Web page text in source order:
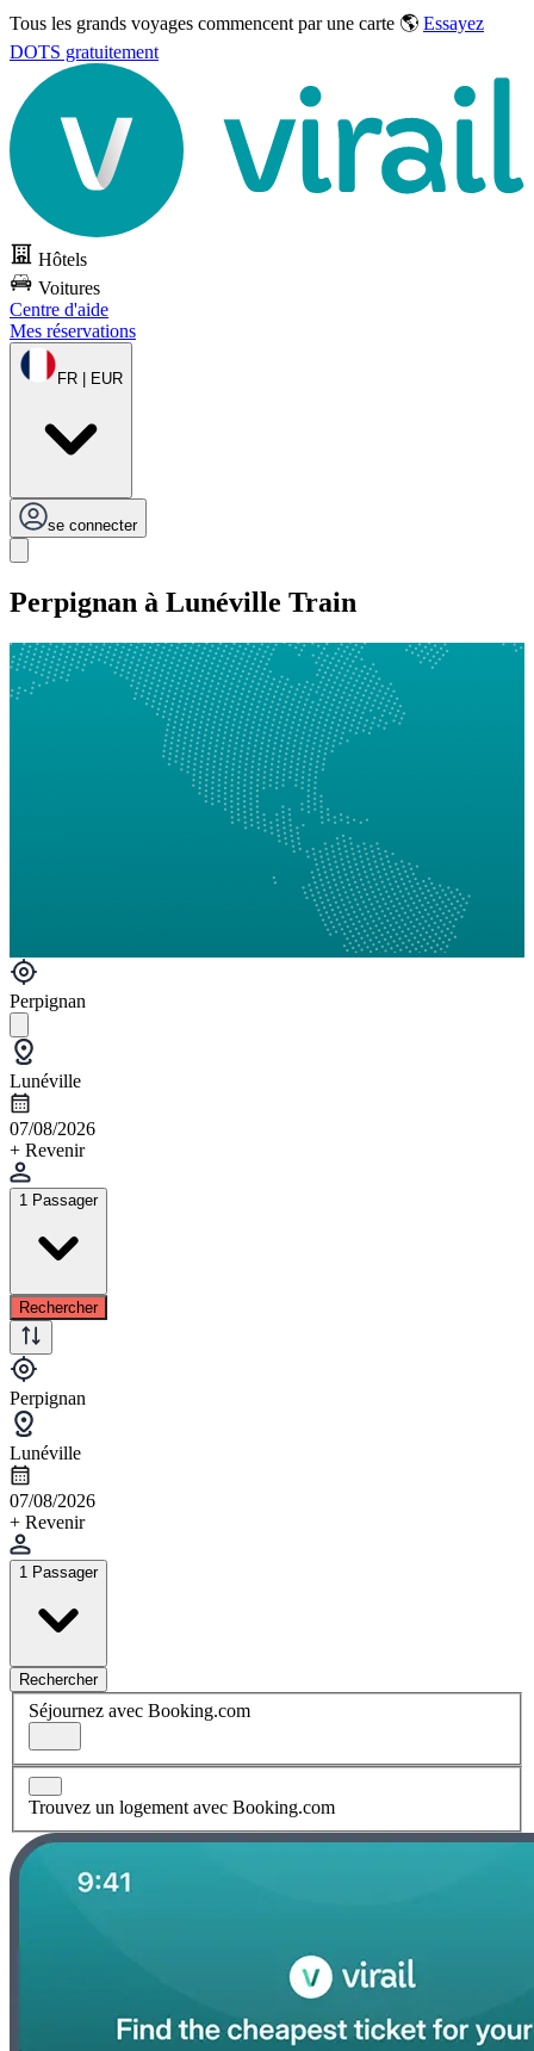
Tous les grands voyages commencent par une carte 🌎 Essayez
DOTS gratuitement
Hôtels
Voitures
Centre d'aide
Mes réservations
FR | EUR
se connecter
Perpignan à Lunéville Train
Perpignan
Lunéville
07/08/2026
+ Revenir
1 Passager
Rechercher
Perpignan
Lunéville
07/08/2026
+ Revenir
1 Passager
Rechercher
Séjournez avec Booking.com
Trouvez un logement avec Booking.com